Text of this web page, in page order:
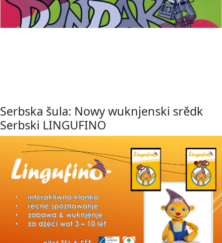
Serbska šula: Nowy wuknjenski srědk
Serbski LINGUFINO